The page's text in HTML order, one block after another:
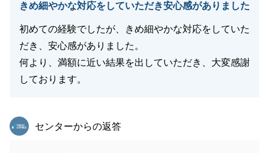
きめ細やかな対応をしていただき安心感がありました
初めての経験でしたが、きめ細やかな対応をしていた
だき、安心感がありました。
何より、満額に近い結果を出していただき、大変感謝
しております。
東急リバブル
センターからの返答